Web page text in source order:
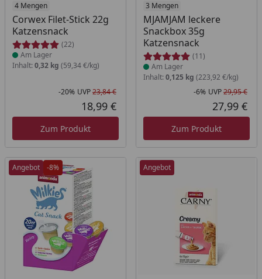
4 Mengen
Corwex Filet-Stick 22g
Katzensnack
(22)
Produkt am Lager
Am Lager
Inhalt: 0,32 kg (59,34 €/kg)
Rabatt in Prozent
-20%
Ursprünglicher Preis
UVP23,84 €
Aktueller Preis
18,99 €
Zum Produkt
3 Mengen
MJAMJAM leckere
Snackbox 35g
Katzensnack
(11)
Produkt am Lager
Am Lager
Inhalt: 0,125 kg (223,92 €/kg)
-6% UVP29,95 €
27,99 €
Zum Produkt
Angebot -8% Angebot